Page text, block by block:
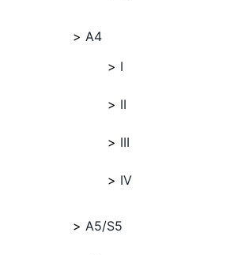
A4
I
II
III
IV
A5/S5